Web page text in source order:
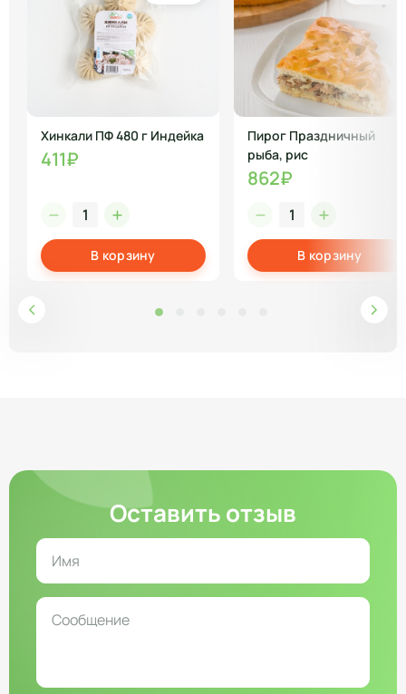
Хинкали ПФ 480 г Индейка
411₽
В корзину
Пирог Праздничный
рыба, рис
862₽
В корзину
Оставить отзыв